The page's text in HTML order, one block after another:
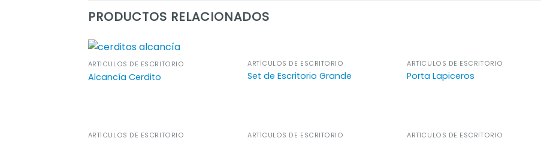
PRODUCTOS RELACIONADOS
ARTÍCULOS DE ESCRITORIO
Alcancía Cerdito
ARTÍCULOS DE ESCRITORIO
Set de Escritorio Grande
ARTÍCULOS DE ESCRITORIO
Porta Lapiceros
ARTÍCULOS DE ESCRITORIO ARTÍCULOS DE ESCRITORIO ARTÍCULOS DE ESCRITORIO